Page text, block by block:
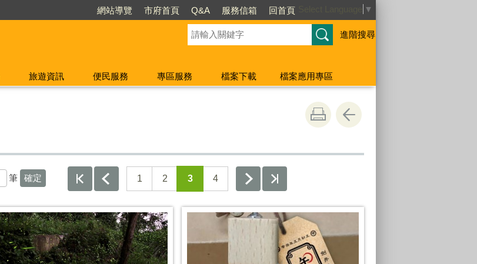
網站導覽 市府首頁 Q&A 服務信箱 回首頁 ▼
進階搜尋
旅遊資訊 便民服務 專區服務 檔案下載
檔案應用專區
筆 1 2 3 4